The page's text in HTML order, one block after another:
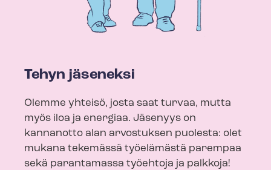
Tehyn jäseneksi
Olemme yhteisö, josta saat turvaa, mutta
myös iloa ja energiaa. Jäsenyys on
kannanotto alan arvostuksen puolesta: olet
mukana tekemässä työelämästä parempaa
sekä parantamassa työehtoja ja palkkoja!